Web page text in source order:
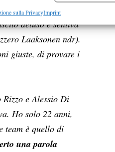
correggere errori,
Salvare e comunicare le
sulla PrivacyImprint
tecnico. E pensa
deluso e sentiva
Laaksonen ndr).
giuste, di provare i
Rizzo e Alessio Di
Ho solo 22 anni,
team è quello di
una parola